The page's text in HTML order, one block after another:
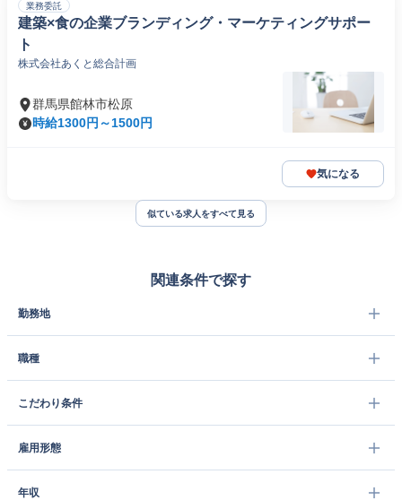
業務委託
建築×食の企業ブランディング・マーケティングサポー
ト
株式会社あくと総合計画
群馬県館林市松原
時給1300円～1500円
気になる
似ている求人をすべて見る
関連条件で探す
勤務地
職種
こだわり条件
雇用形態
年収